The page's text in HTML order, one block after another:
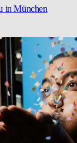
in München